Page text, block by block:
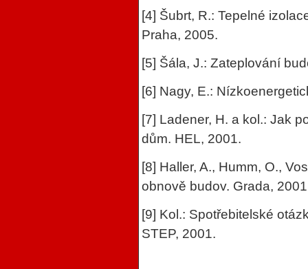
[4] Šubrt, R.: Tepelné
Praha, 2005.
[5] Šála, J.: Zateplování
[6] Nagy, E.:
[7] Ladener, H. a kol.: Jak
dům. HEL, 2001.
[8] Haller, A., Humm, O.,
obnově budov. Grada,
[9] Kol.: Spotřebitelské
STEP, 2001.